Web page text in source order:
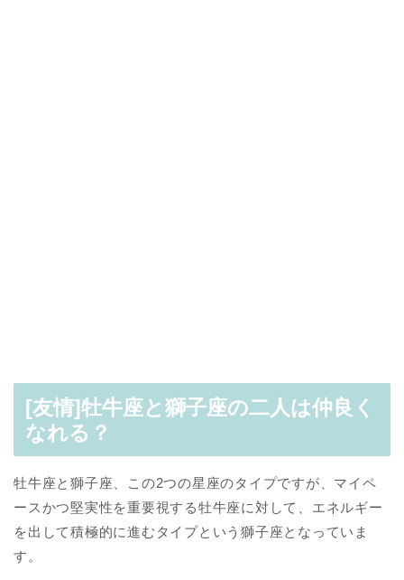
[友情]牡牛座と獅子座の二人は仲良く
なれる？
牡牛座と獅子座、この2つの星座のタイプですが、マイペ
ースかつ堅実性を重要視する牡牛座に対して、エネルギー
を出して積極的に進むタイプという獅子座となっていま
す。